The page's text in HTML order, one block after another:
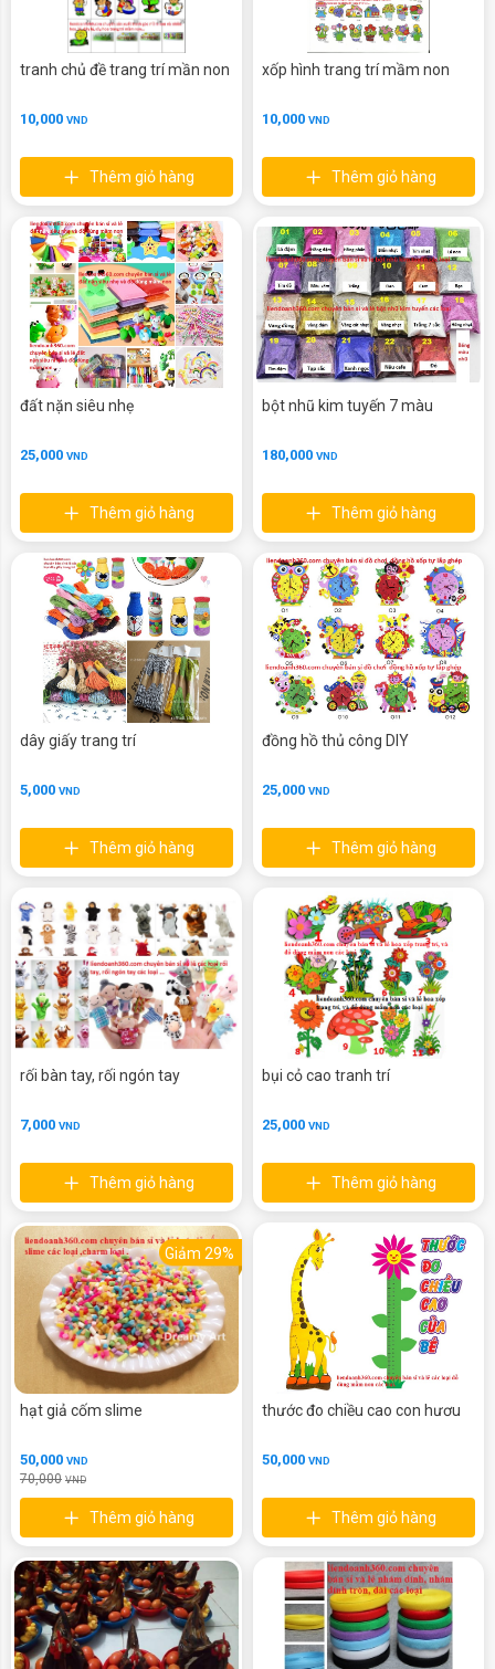
tranh chủ đề trang trí mần non
10,000 VND
Thêm giỏ hàng
xốp hình trang trí mầm non
10,000 VND
Thêm giỏ hàng
đất nặn siêu nhẹ
25,000 VND
Thêm giỏ hàng
bột nhũ kim tuyến 7 màu
180,000 VND
Thêm giỏ hàng
dây giấy trang trí
5,000 VND
Thêm giỏ hàng
đồng hồ thủ công DIY
25,000 VND
Thêm giỏ hàng
rối bàn tay, rối ngón tay
7,000 VND
Thêm giỏ hàng
bụi cỏ cao tranh trí
25,000 VND
Thêm giỏ hàng
Giảm 29%
hạt giả cốm slime
50,000 VND
70,000 VND
Thêm giỏ hàng
thước đo chiều cao con hươu
50,000 VND
Thêm giỏ hàng